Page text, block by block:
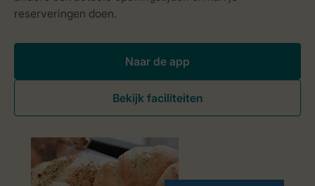
Naar de app
Bekijk faciliteiten